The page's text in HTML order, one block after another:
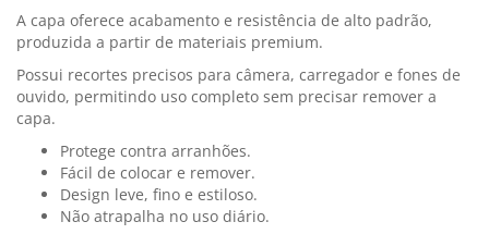
A capa oferece acabamento e resistência de alto padrão,
produzida a partir de materiais premium.
Possui recortes precisos para câmera, carregador e fones de
ouvido, permitindo uso completo sem precisar remover a
capa.
Protege contra arranhões.
Fácil de colocar e remover.
Design leve, fino e estiloso.
Não atrapalha no uso diário.